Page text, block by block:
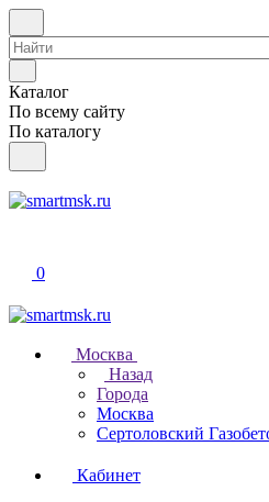
Каталог
По всему сайту
По каталогу
0
Москва
Назад
Города
Москва
Сертоловский
Кабинет